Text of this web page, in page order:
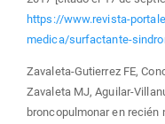
https://www.revista-
medica/surfactante-
Zavaleta-Gutierrez FE,
Zavaleta MJ, Aguilar-
broncopulmonar en recién